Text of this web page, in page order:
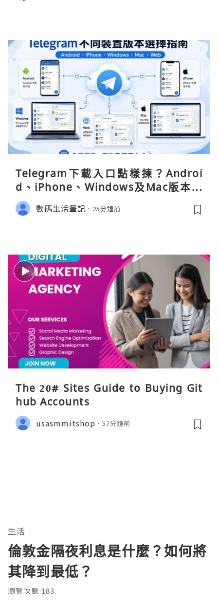
Telegram下載入口點樣揀？Androi
d、iPhone、Windows及Mac版本分
別
數碼生活筆記 25分鐘前
The 20# Sites Guide to Buying Git
hub Accounts
usasmmitshop 57分鐘前
生活
倫敦金隔夜利息是什麼？如何將
其降到最低？
瀏覽次數:183